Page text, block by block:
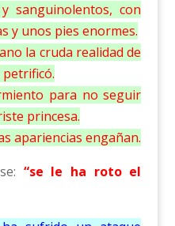
sanguinolentos, con
y unos pies enormes.
la cruda realidad de
para no seguir
princesa.
apariencias engañan.
“se le ha roto el